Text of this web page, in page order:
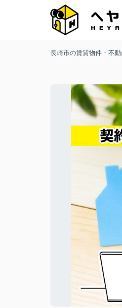
長崎市の賃貸物件・不